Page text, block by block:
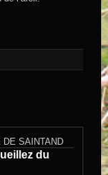
DE SAINTAND
du